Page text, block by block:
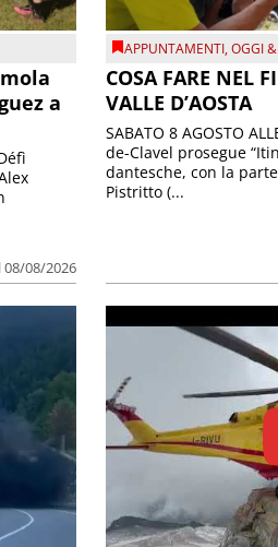
a
08/08/2026
APPUNTAMENTI,OGGI
COSA FARE NEL
VALLE D’AOSTA
SABATO 8 AGOSTO
de-Clavel prosegue
dantesche, con la
Pistritto (...